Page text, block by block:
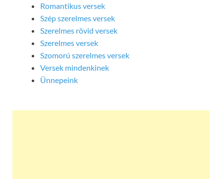
Romantikus versek
Szép szerelmes versek
Szerelmes rövid versek
Szerelmes versek
Szomorú szerelmes versek
Versek mindenkinek
Ünnepeink